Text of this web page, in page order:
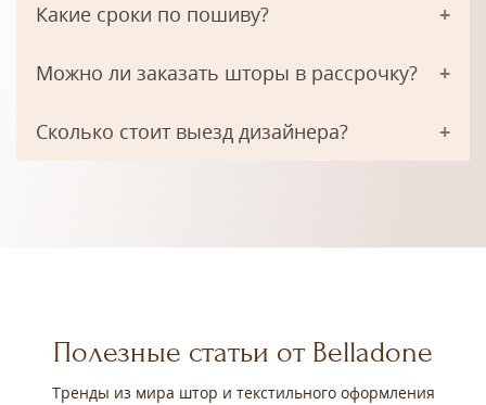
Какие сроки по пошиву?
Можно ли заказать шторы в рассрочку?
Сколько стоит выезд дизайнера?
Полезные статьи от Belladone
Тренды из мира штор и текстильного оформления